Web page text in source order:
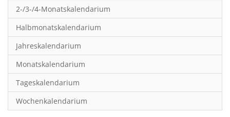
Lifestyle
Literatur
Manga & Animé
Neutrale Kalender
Partner- & Wandplaner
Planung & Organisation
2-/3-/4-Monatskalendarium
Halbmonatskalendarium
Jahreskalendarium
Monatskalendarium
Tageskalendarium
Wochenkalendarium